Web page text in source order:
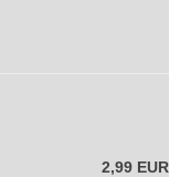
2,99 EUR